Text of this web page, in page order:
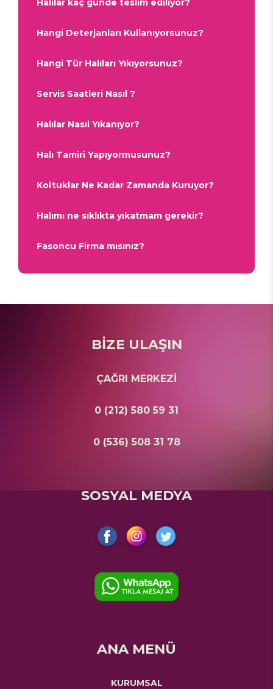
Halılar kaç günde teslim ediliyor?
Hangi Deterjanları Kullanıyorsunuz?
Hangi Tür Halıları Yıkıyorsunuz?
Servis Saatleri Nasıl ?
Halılar Nasıl Yıkanıyor?
Halı Tamiri Yapıyormusunuz?
Koltuklar Ne Kadar Zamanda Kuruyor?
Halımı ne sıklıkta yıkatmam gerekir?
Fasoncu Firma mısınız?
BİZE ULAŞIN
ÇAĞRI MERKEZİ
0 (212) 580 59 31
0 (536) 508 31 78
SOSYAL MEDYA
ANA MENÜ
KURUMSAL